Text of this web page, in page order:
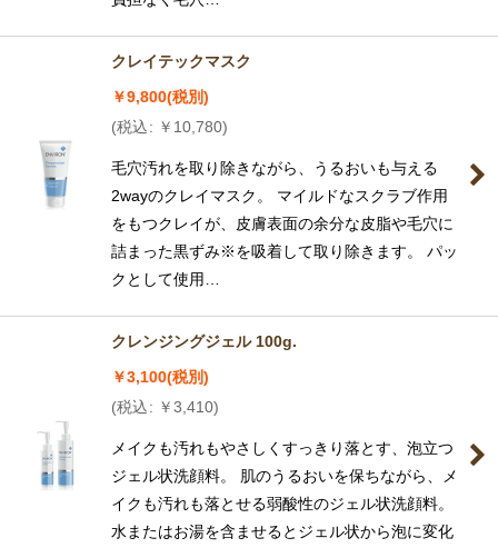
クレイテックマスク
￥9,800(税別)
(税込: ￥ 10,780)
毛穴汚れを取り除きながら、うるおいも与える
2wayのクレイマスク。 マイルドなスクラブ作用
をもつクレイが、皮膚表面の余分な皮脂や毛穴に
詰まった黒ずみ※を吸着して取り除きます。 パッ
クとして使用…
クレンジングジェル 100g.
￥3,100(税別)
(税込: ￥3,410)
メイクも汚れもやさしくすっきり落とす、泡立つ
ジェル状洗顔料。 肌のうるおいを保ちながら、メ
イクも汚れも落とせる弱酸性のジェル状洗顔料。
水またはお湯を含ませるとジェル状から泡に変化